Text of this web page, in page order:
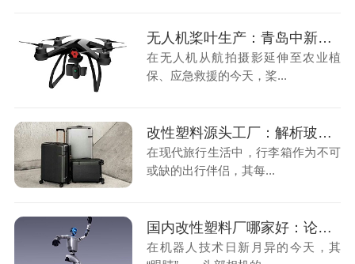
无人机桨叶生产：青岛中新华美玻纤增强尼龙多少钱一吨
在无人机从航拍摄影延伸至农业植
保、应急救援的今天，桨...
改性塑料源头工厂：解析玻纤增强PP在行李箱拉手中的创新应用
在现代旅行生活中，行李箱作为不可
或缺的出行伴侣，其每...
国内改性塑料厂哪家好：论透红外PC材料在机器人头部相机的重要性
在机器人技术日新月异的今天，其